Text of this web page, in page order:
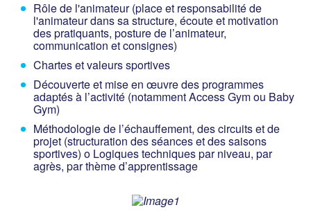
Rôle de l'animateur (place et responsabilité de
l'animateur dans sa structure, écoute et motivation
des pratiquants, posture de l’animateur,
communication et consignes)
Chartes et valeurs sportives
Découverte et mise en œuvre des programmes
adaptés à l’activité (notamment Access Gym ou Baby
Gym)
Méthodologie de l’échauffement, des circuits et de
projet (structuration des séances et des saisons
sportives) o Logiques techniques par niveau, par
agrès, par thème d’apprentissage